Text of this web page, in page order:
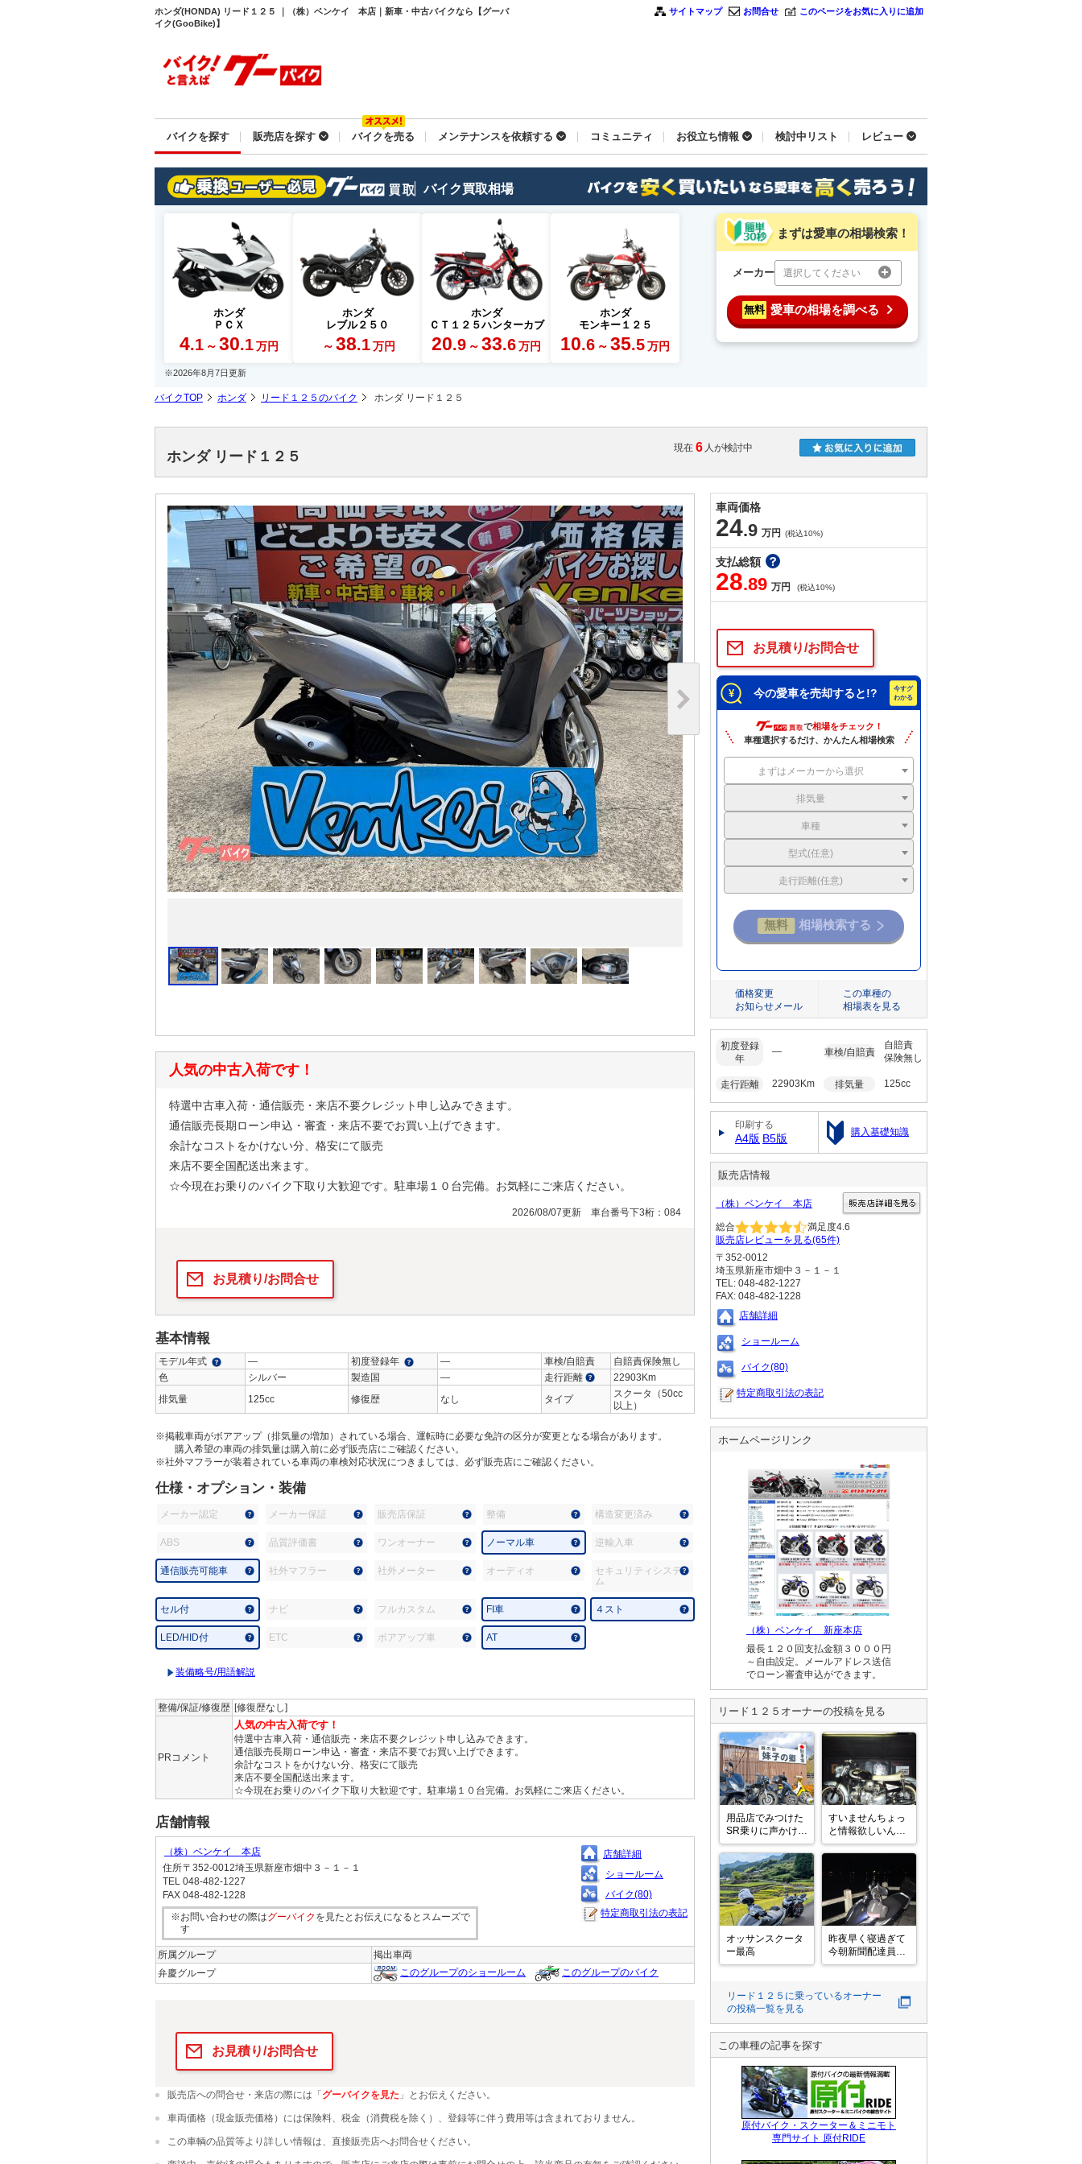
ホンダ(HONDA) リード１２５ ｜（株）ベンケイ 本店｜新車・中古バイクなら【グーバ
イク(GooBike)】
サイトマップ お問合せ このページをお気に入りに追加
バイクを探す 販売店を探す バイクを売る メンテナンスを依頼する コミュニティ お役立ち情報 検討中リスト レビュー
バイク買取相場
ホンダ
ＰＣＸ
4.1 ～ 30.1 万円
ホンダ
レブル２５０
～ 38.1 万円
ホンダ
ＣＴ１２５ハンターカブ
20.9 ～ 33.6万円
ホンダ
モンキー１２５
10.6 ～ 35.5万円
まずは愛車の相場検索！
メーカー 選択してください
無料 愛車の相場を調べる
※2026年8月7日更新
バイクTOP ホンダ リード１２５のバイク ホンダ リード１２５
現在 6 人が検討中
ホンダ リード１２５
人気の中古入荷です！
特選中古車入荷・通信販売・来店不要クレジット申し込みできます。
通信販売長期ローン申込・審査・来店不要でお買い上げできます。
余計なコストをかけない分、格安にて販売
来店不要全国配送出来ます。
☆今現在お乗りのバイク下取り大歓迎です。駐車場１０台完備。お気軽にご来店ください。
2026/08/07更新 車台番号下3桁：084
お見積り/お問合せ
基本情報
モデル年式 ― 初度登録年 ― 車検/自賠責
自賠責保険無し
色
シルバー 製造国 ― 走行距離
22903Km
排気量
125cc 修復歴 なし タイプ
スクータ（50cc
以上）
※掲載車両がボアアップ（排気量の増加）されている場合、運転時に必要な免許の区分が変更となる場合があります。
購入希望の車両の排気量は購入前に必ず販売店にご確認ください。
※社外マフラーが装着されている車両の車検対応状況につきましては、必ず販売店にご確認ください。
仕様・オプション・装備
メーカー認定 メーカー保証 販売店保証 整備 構造変更済み
ABS 品質評価書 ワンオーナー ノーマル車 逆輸入車
通信販売可能車 社外マフラー 社外メーター オーディオ
セキュリティシステ
ム
セル付 ナビ フルカスタム FI車 ４スト
LED/HID付 ETC ボアアップ車 AT
装備略号/用語解説
整備/保証/修復歴 [修復歴なし]
PRコメント
人気の中古入荷です！
特選中古車入荷・通信販売・来店不要クレジット申し込みできます。
通信販売長期ローン申込・審査・来店不要でお買い上げできます。
余計なコストをかけない分、格安にて販売
来店不要全国配送出来ます。
☆今現在お乗りのバイク下取り大歓迎です。駐車場１０台完備。お気軽にご来店ください。
店舗情報
（株）ベンケイ 本店
住所〒352-0012埼玉県新座市畑中３－１－１
TEL 048-482-1227
FAX 048-482-1228
※お問い合わせの際はグーバイク を見たとお伝えになるとスムーズで
す
店舗詳細
ショールーム
バイク(80)
特定商取引法の表記
所属グループ
掲出車両
弁慶グループ
このグループのショールーム このグループのバイク
お見積り/お問合せ
販売店への問合せ・来店の際には「グーバイクを見た 」とお伝えください。
車両価格（現金販売価格）には保険料、税金（消費税を除く）、登録等に伴う費用等は含まれておりません。
この車輌の品質等より詳しい情報は、直接販売店へお問合せください。
車両価格
24.9 万円 (税込10%)
支払総額
28.89 万円 (税込10%)
お見積り/お問合せ
今の愛車を売却すると!?
で相場をチェック！
車種選択するだけ、かんたん相場検索
まずはメーカーから選択
排気量
車種
型式(任意)
走行距離(任意)
価格変更
お知らせメール
この車種の
相場表を見る
初度登録
年
― 車検/自賠責
自賠責
保険無し
走行距離 22903Km 排気量 125cc
印刷する
A4版 B5版 購入基礎知識
販売店情報
（株）ベンケイ 本店
総合 満足度4.6
販売店レビューを見る(65件)
〒352-0012
埼玉県新座市畑中３－１－１
TEL: 048-482-1227
FAX: 048-482-1228
店舗詳細
ショールーム
バイク(80)
特定商取引法の表記
ホームページリンク
（株）ベンケイ 新座本店
最長１２０回支払金額３０００円
～自由設定。メールアドレス送信
でローン審査申込ができます。
リード１２５ オーナーの投稿を見る
用品店でみつけた
SR乗りに声かけた
ら、そのまま一緒
ツーリング
SR乗ってきてたら
よかった
フッ軽そうやし、
次こそSR
すいませんちょっ
と情報欲しいんで
すがググッても出
ないので…
ドゥカティアポロ
今は岩下コレクシ
ョンにあるみたい
なんですが
俺が10代の時初め
て見たのが鹿児島
の山奥の個人の博
物館だったんです
オッサンスクータ
ー最高
昨夜早く寝過ぎて
今朝新聞配達員が
来る前に目覚めて
てた動画を作成す
る為に　✨超✨変
思ってたら、沢山
の散歩されてる人
達がいた
リード１２５ に乗っているオーナー
の投稿一覧を見る
この車種の記事を探す
原付バイク・スクーター＆ミニモト
専門サイト 原付RIDE